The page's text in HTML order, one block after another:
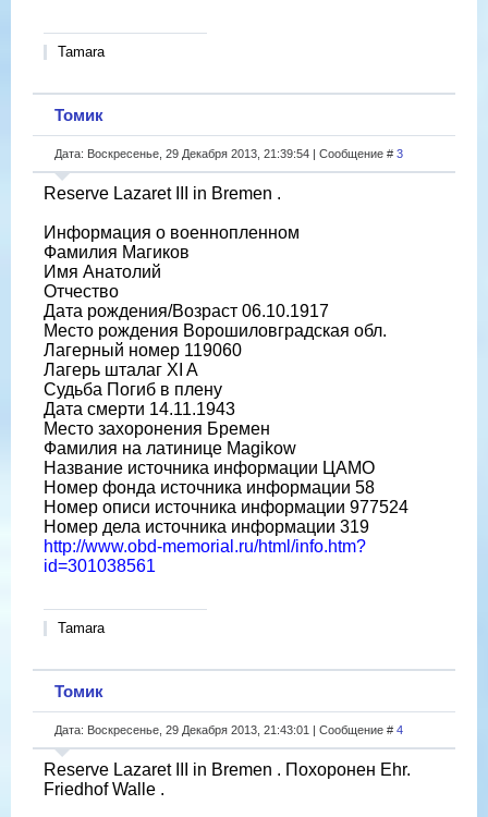
Tamara
Томик
Дата: Воскресенье, 29 Декабря 2013, 21:39:54 | Сообщение # 3
Reserve Lazaret III in Bremen .
Информация о военнопленном
Фамилия Магиков
Имя Анатолий
Отчество
Дата рождения/Возраст 06.10.1917
Место рождения Ворошиловградская обл.
Лагерный номер 119060
Лагерь шталаг XI A
Судьба Погиб в плену
Дата смерти 14.11.1943
Место захоронения Бремен
Фамилия на латинице Magikow
Название источника информации ЦАМО
Номер фонда источника информации 58
Номер описи источника информации 977524
Номер дела источника информации 319
http://www.obd-memorial.ru/html/info.htm?
id=301038561
Tamara
Томик
Дата: Воскресенье, 29 Декабря 2013, 21:43:01 | Сообщение # 4
Reserve Lazaret III in Bremen . Похоронен Ehr.
Friedhof Walle .